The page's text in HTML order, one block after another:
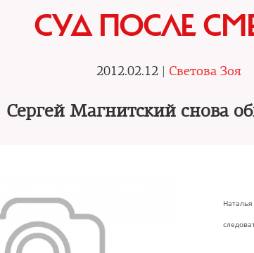
СУД ПОСЛЕ
2012.02.12 | Светова Зоя
Сергей Магнитский снова